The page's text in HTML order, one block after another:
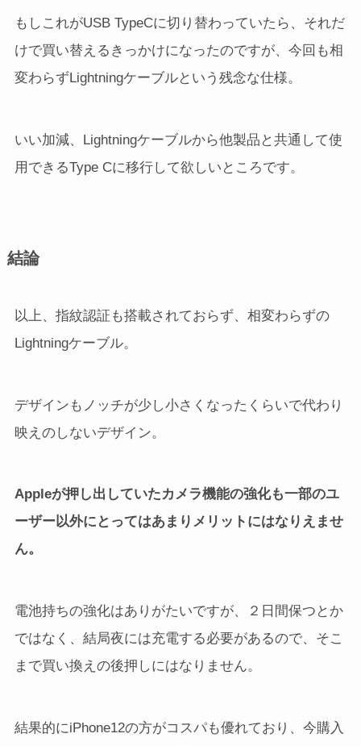
もしこれがUSB TypeCに切り替わっていたら、それだ
けで買い替えるきっかけになったのですが、今回も相
変わらずLightningケーブルという残念な仕様。
いい加減、Lightningケーブルから他製品と共通して使
用できるType Cに移行して欲しいところです。
結論
以上、指紋認証も搭載されておらず、相変わらずの
Lightningケーブル。
デザインもノッチが少し小さくなったくらいで代わり
映えのしないデザイン。
Appleが押し出していたカメラ機能の強化も一部のユ
ーザー以外にとってはあまりメリットにはなりえませ
ん。
電池持ちの強化はありがたいですが、２日間保つとか
ではなく、結局夜には充電する必要があるので、そこ
まで買い換えの後押しにはなりません。
結果的にiPhone12の方がコスパも優れており、今購入